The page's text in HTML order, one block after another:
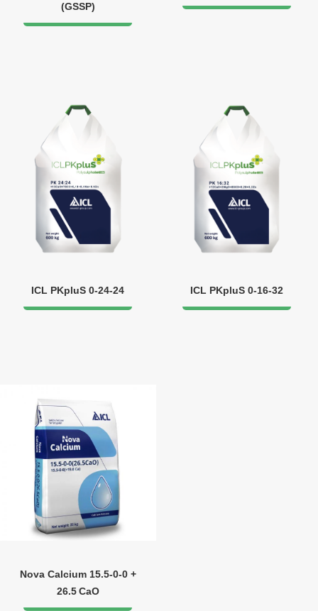
(GSSP)
ICL PKpluS 0-24-24 ICL PKpluS 0-16-32
Nova Calcium 15.5‑0‑0 +
26.5 CaO